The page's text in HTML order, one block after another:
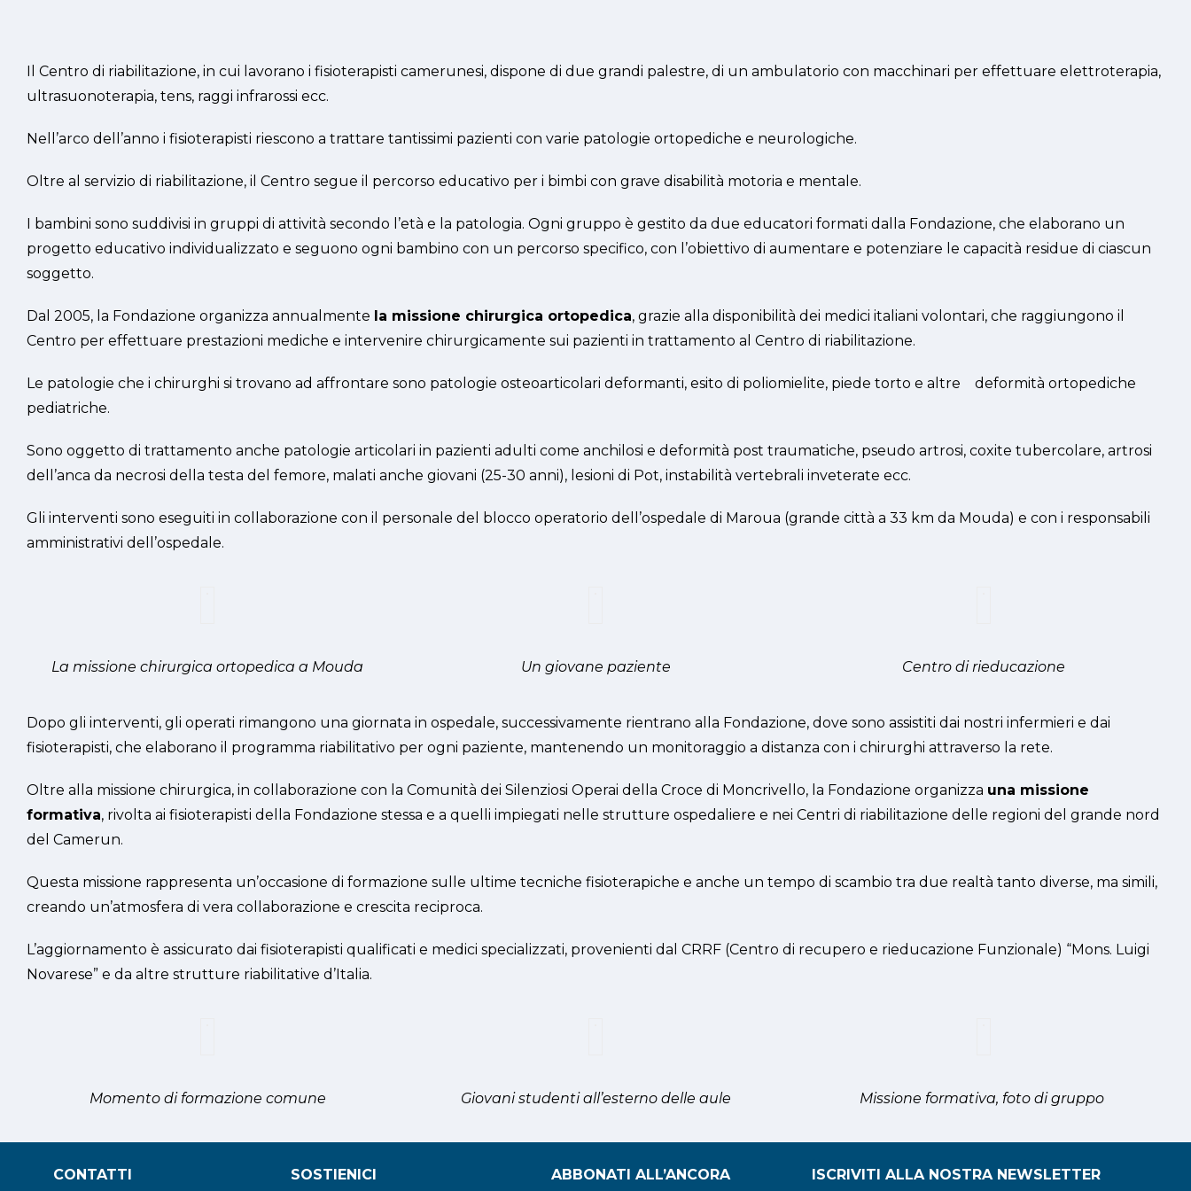
Il Centro di riabilitazione, in cui lavorano i fisioterapisti camerunesi, dispone di due grandi palestre, di un ambulatorio con macchinari per effettuare elettroterapia,
ultrasuonoterapia, tens, raggi infrarossi ecc.
Nell’arco dell’anno i fisioterapisti riescono a trattare tantissimi pazienti con varie patologie ortopediche e neurologiche.
Oltre al servizio di riabilitazione, il Centro segue il percorso educativo per i bimbi con grave disabilità motoria e mentale.
I bambini sono suddivisi in gruppi di attività secondo l’età e la patologia. Ogni gruppo è gestito da due educatori formati dalla Fondazione, che elaborano un
progetto educativo individualizzato e seguono ogni bambino con un percorso specifico, con l’obiettivo di aumentare e potenziare le capacità residue di ciascun
soggetto.
Dal 2005, la Fondazione organizza annualmente la missione chirurgica ortopedica, grazie alla disponibilità dei medici italiani volontari, che raggiungono il
Centro per effettuare prestazioni mediche e intervenire chirurgicamente sui pazienti in trattamento al Centro di riabilitazione.
Le patologie che i chirurghi si trovano ad affrontare sono patologie osteoarticolari deformanti, esito di poliomielite, piede torto e altre deformità ortopediche
pediatriche.
Sono oggetto di trattamento anche patologie articolari in pazienti adulti come anchilosi e deformità post traumatiche, pseudo artrosi, coxite tubercolare, artrosi
dell’anca da necrosi della testa del femore, malati anche giovani (25-30 anni), lesioni di Pot, instabilità vertebrali inveterate ecc.
Gli interventi sono eseguiti in collaborazione con il personale del blocco operatorio dell’ospedale di Maroua (grande città a 33 km da Mouda) e con i responsabili
amministrativi dell’ospedale.
La missione chirurgica ortopedica a Mouda Un giovane paziente Centro di rieducazione
Dopo gli interventi, gli operati rimangono una giornata in ospedale, successivamente rientrano alla Fondazione, dove sono assistiti dai nostri infermieri e dai
fisioterapisti, che elaborano il programma riabilitativo per ogni paziente, mantenendo un monitoraggio a distanza con i chirurghi attraverso la rete.
Oltre alla missione chirurgica, in collaborazione con la Comunità dei Silenziosi Operai della Croce di Moncrivello, la Fondazione organizza una missione
formativa, rivolta ai fisioterapisti della Fondazione stessa e a quelli impiegati nelle strutture ospedaliere e nei Centri di riabilitazione delle regioni del grande nord
del Camerun.
Questa missione rappresenta un’occasione di formazione sulle ultime tecniche fisioterapiche e anche un tempo di scambio tra due realtà tanto diverse, ma simili,
creando un’atmosfera di vera collaborazione e crescita reciproca.
L’aggiornamento è assicurato dai fisioterapisti qualificati e medici specializzati, provenienti dal CRRF (Centro di recupero e rieducazione Funzionale) “Mons. Luigi
Novarese” e da altre strutture riabilitative d’Italia.
Momento di formazione comune Giovani studenti all’esterno delle aule Missione formativa, foto di gruppo
CONTATTI SOSTIENICI ABBONATI ALL’ANCORA ISCRIVITI ALLA NOSTRA NEWSLETTER